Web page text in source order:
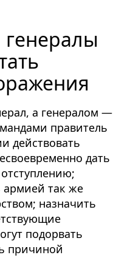
а генералом —
правитель
действовать
дать
армией так же
назначить
подорвать
причиной